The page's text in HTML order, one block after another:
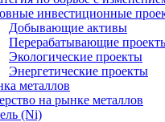
инвестиционные
Добывающие активы
Перерабатывающие
Экологические проекты
Энергетические проекты
металлов
на рынке металлов
(Ni)